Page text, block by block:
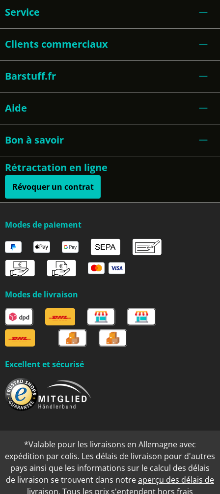
Service
Clients commerciaux
Barstuff.fr
Aide
Bon à savoir
Rétractation en ligne
Révoquer un contrat
Modes de paiement
Modes de livraison
Excellent et sécurisé
*Valable pour les livraisons en Allemagne avec
expédition par colis. Les délais de livraison pour d'autres
pays ainsi que les informations sur le calcul des délais
de livraison se trouvent dans notreaperçu des délais de
livraison. Tous les prix s'entendent hors frais